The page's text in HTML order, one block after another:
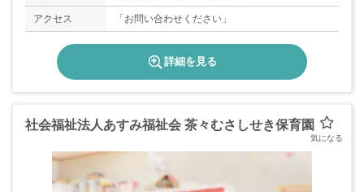
アクセス 「お問い合わせください」
詳細を見る
社会福祉法人あすみ福祉会 茶々むさしせき保育園